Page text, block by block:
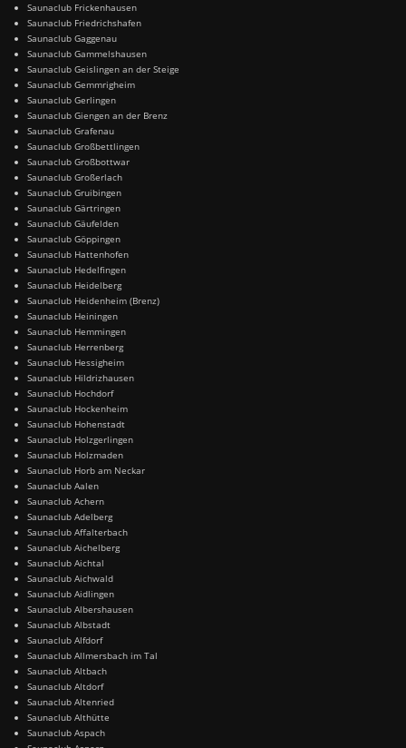
Saunaclub Frickenhausen
Saunaclub Friedrichshafen
Saunaclub Gaggenau
Saunaclub Gammelshausen
Saunaclub Geislingen an der Steige
Saunaclub Gemmrigheim
Saunaclub Gerlingen
Saunaclub Giengen an der Brenz
Saunaclub Grafenau
Saunaclub Großbettlingen
Saunaclub Großbottwar
Saunaclub Großerlach
Saunaclub Gruibingen
Saunaclub Gärtringen
Saunaclub Gäufelden
Saunaclub Göppingen
Saunaclub Hattenhofen
Saunaclub Hedelfingen
Saunaclub Heidelberg
Saunaclub Heidenheim (Brenz)
Saunaclub Heiningen
Saunaclub Hemmingen
Saunaclub Herrenberg
Saunaclub Hessigheim
Saunaclub Hildrizhausen
Saunaclub Hochdorf
Saunaclub Hockenheim
Saunaclub Hohenstadt
Saunaclub Holzgerlingen
Saunaclub Holzmaden
Saunaclub Horb am Neckar
Saunaclub Aalen
Saunaclub Achern
Saunaclub Adelberg
Saunaclub Affalterbach
Saunaclub Aichelberg
Saunaclub Aichtal
Saunaclub Aichwald
Saunaclub Aidlingen
Saunaclub Albershausen
Saunaclub Albstadt
Saunaclub Alfdorf
Saunaclub Allmersbach im Tal
Saunaclub Altbach
Saunaclub Altdorf
Saunaclub Altenried
Saunaclub Althütte
Saunaclub Aspach